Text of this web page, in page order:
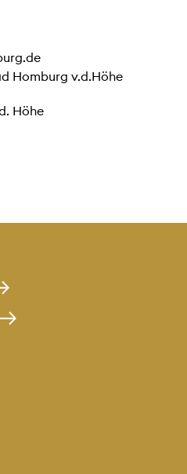
Homburg v.d.Höhe
Höhe